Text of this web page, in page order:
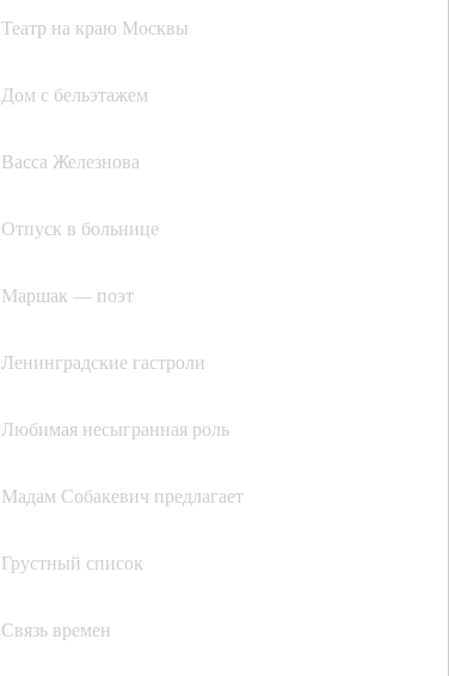
Театр на краю Москвы
Дом с бельэтажем
Васса Железнова
Отпуск в больнице
Маршак — поэт
Ленинградские гастроли
Любимая несыгранная роль
Мадам Собакевич предлагает
Грустный список
Связь времен